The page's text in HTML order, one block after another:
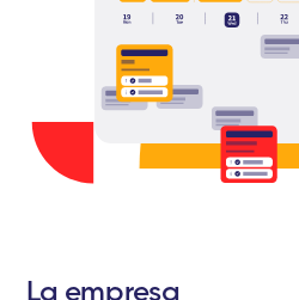
La empresa